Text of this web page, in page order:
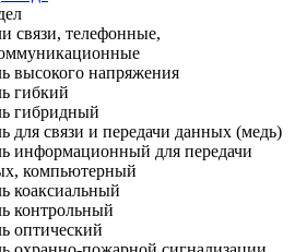
связи, телефонные,
высокого напряжения
гибкий
гибридный
для связи и передачи данных (медь)
информационный для передачи
компьютерный
коаксиальный
контрольный
оптический